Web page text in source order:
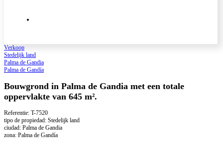
Verkoop
Stedelijk land
Palma de Gandia
Palma de Gandía
Bouwgrond in Palma de Gandia met een totale
oppervlakte van 645 m².
Referentie: T-7520
tipo de propiedad: Stedelijk land
ciudad: Palma de Gandia
zona: Palma de Gandía